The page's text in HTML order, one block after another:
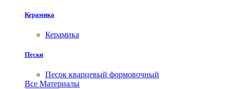
Керамика
Керамика
Пески
Песок кварцевый формовочный
Все Материалы